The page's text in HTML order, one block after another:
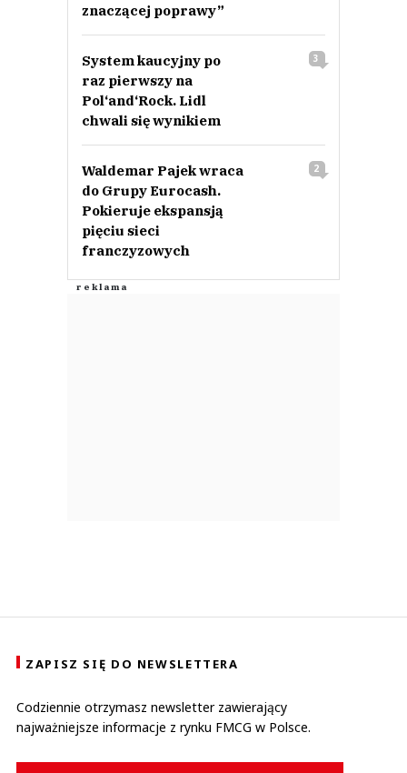
znaczącej poprawy”
System kaucyjny po
raz pierwszy na
Pol‘and‘Rock. Lidl
chwali się wynikiem
3
Waldemar Pajek wraca
do Grupy Eurocash.
Pokieruje ekspansją
pięciu sieci
franczyzowych
2
ZAPISZ SIĘ DO NEWSLETTERA
Codziennie otrzymasz newsletter zawierający
najważniejsze informacje z rynku FMCG w Polsce.